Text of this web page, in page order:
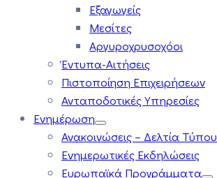
Εξαγωγείς
Μεσίτες
Αργυροχρυσοχόοι
Έντυπα-Αιτήσεις
Πιστοποίηση Επιχειρήσεων
Ανταποδοτικές Υπηρεσίες
Ενημέρωση
Ανακοινώσεις – Δελτία Τύπου
Ενημερωτικές Εκδηλώσεις
Ευρωπαϊκά Προγράμματα